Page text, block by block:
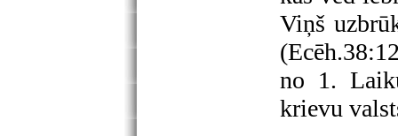
Viņš
no 1.
krievu